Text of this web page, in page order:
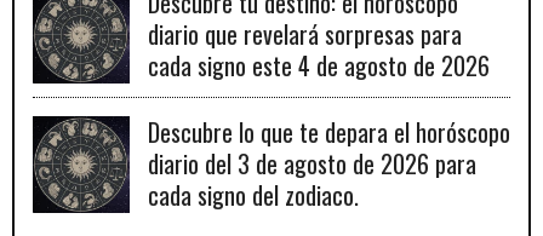
diario que revelará sorpresas para
cada signo este 4 de agosto de 2026
Descubre lo que te depara el horóscopo
diario del 3 de agosto de 2026 para
cada signo del zodiaco.